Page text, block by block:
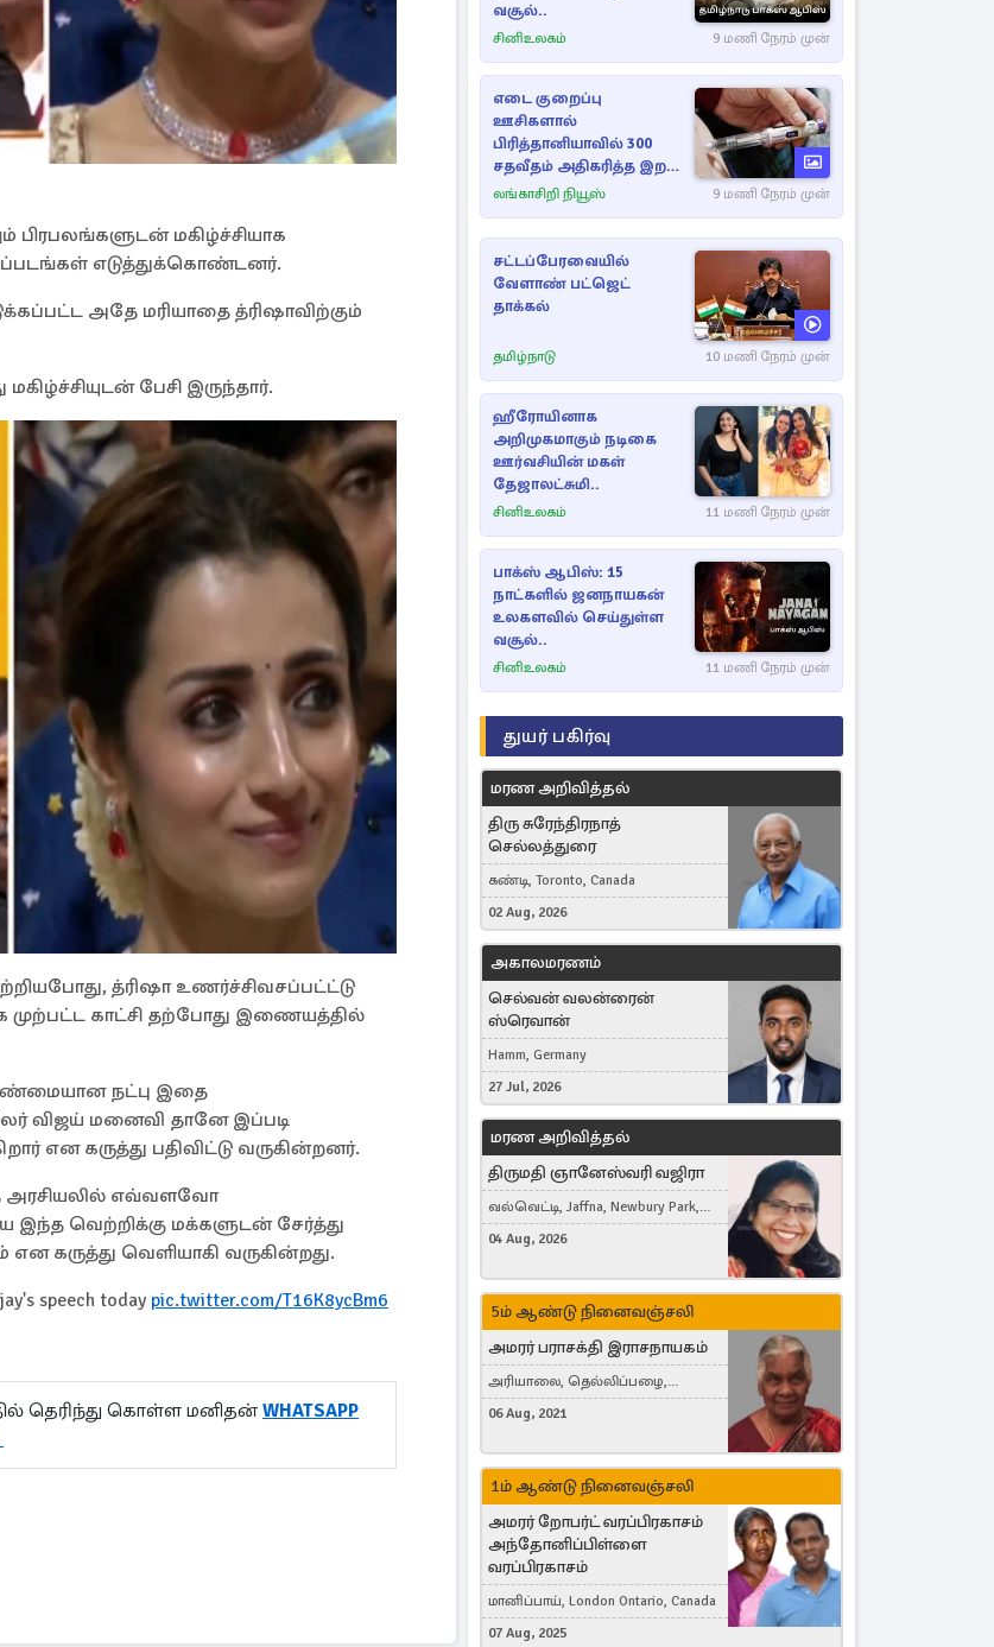
பிரபலங்களுடன் மகிழ்ச்சியாக
எடுத்துக்கொண்டனர்.
அதே மரியாதை த்ரிஷாவிற்கும்
பேசி இருந்தார்.
​​த்ரிஷா உணர்ச்சிவசப்பட்ட்டு
காட்சி தற்போது இணையத்தில்
நட்பு இதை
விஜய் மனைவி தானே இப்படி
என கருத்து பதிவிட்டு வருகின்றனர்.
அரசியலில் எவ்வளவோ
இந்த வெற்றிக்கு மக்களுடன் சேர்த்து
கருத்து வெளியாகி வருகின்றது.
speech today pic.twitter.com/T16K8ycBm6
தெரிந்து கொள்ள மனிதன்WHATSAPP
வசூல்..
சினிஉலகம் 9 மணி நேரம் முன்
எடை குறைப்பு
ஊசிகளால்
பிரித்தானியாவில் 300
சதவீதம் அதிகரித்த இறப்பு
எண்ணிக்கை
லங்காசிறி நியூஸ் 9 மணி நேரம் முன்
சட்டப்பேரவையில்
வேளாண் பட்ஜெட்
தாக்கல்
தமிழ்நாடு 10 மணி நேரம் முன்
ஹீரோயினாக
அறிமுகமாகும் நடிகை
ஊர்வசியின் மகள்
தேஜாலட்சுமி..
சினிஉலகம் 11 மணி நேரம் முன்
பாக்ஸ் ஆபிஸ்: 15
நாட்களில் ஜனநாயகன்
உலகளவில் செய்துள்ள
வசூல்..
சினிஉலகம் 11 மணி நேரம் முன்
துயர் பகிர்வு
மரண அறிவித்தல்
திரு சுரேந்திரநாத்
செல்லத்துரை
கண்டி, Toronto, Canada
02 Aug, 2026
அகாலமரணம்
செல்வன் வலன்ரைன்
ஸ்ரெவான்
Hamm, Germany
27 Jul, 2026
மரண அறிவித்தல்
திருமதி ஞானேஸ்வரி வஜிரா
வல்வெட்டி, Jaffna, Newbury Park,
United Kingdom
04 Aug, 2026
5ம் ஆண்டு நினைவஞ்சலி
அமரர் பராசக்தி இராசநாயகம்
அரியாலை, தெல்லிப்பழை,
Montreal, Canada
06 Aug, 2021
1ம் ஆண்டு நினைவஞ்சலி
அமரர் றோபர்ட் வரப்பிரகாசம்
அந்தோனிப்பிள்ளை
வரப்பிரகாசம்
மானிப்பாய், London Ontario, Canada
07 Aug, 2025